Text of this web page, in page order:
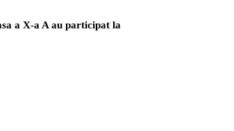
a X-a A au participat la